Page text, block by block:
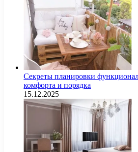
Секреты планировки
комфорта и порядка
15.12.2025